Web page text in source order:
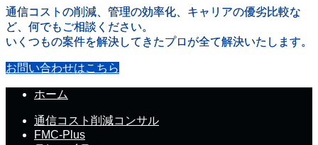
通信コストの削減、管理の効率化、キャリアの優劣比較な
ど、何でもご相談ください。
いくつもの案件を解決してきたプロが全て解決いたします。
お問い合わせはこちら
ホーム
通信コスト削減コンサル
FMC-Plus